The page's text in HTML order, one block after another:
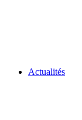
Actualités